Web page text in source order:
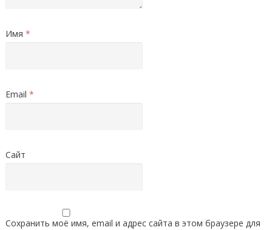
Имя *
Email *
Сайт
Сохранить моё имя, email и адрес сайта в этом браузере для